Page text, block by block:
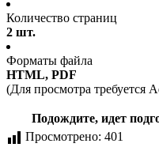
Количество страниц
2 шт.
Форматы файла
HTML, PDF
(Для просмотра требуется
Подождите, идет
Просмотрено: 401